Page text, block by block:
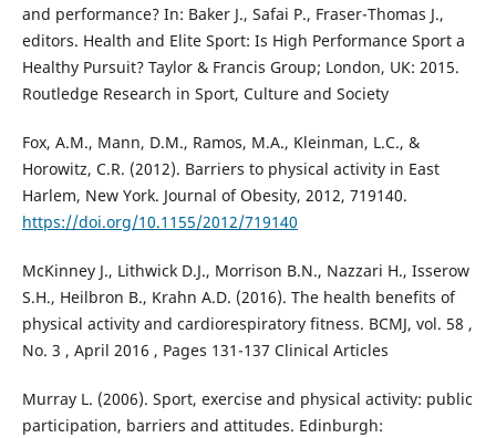
and performance? In: Baker J., Safai P., Fraser-Thomas J.,
editors. Health and Elite Sport: Is High Performance Sport a
Healthy Pursuit? Taylor & Francis Group; London, UK: 2015.
Routledge Research in Sport, Culture and Society
Fox, A.M., Mann, D.M., Ramos, M.A., Kleinman, L.C., &
Horowitz, C.R. (2012). Barriers to physical activity in East
Harlem, New York. Journal of Obesity, 2012, 719140.
https://doi.org/10.1155/2012/719140
McKinney J., Lithwick D.J., Morrison B.N., Nazzari H., Isserow
S.H., Heilbron B., Krahn A.D. (2016). The health benefits of
physical activity and cardiorespiratory fitness. BCMJ, vol. 58 ,
No. 3 , April 2016 , Pages 131-137 Clinical Articles
Murray L. (2006). Sport, exercise and physical activity: public
participation, barriers and attitudes. Edinburgh: